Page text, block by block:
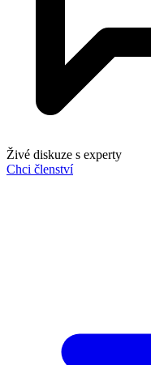
Živé diskuze s experty
Chci členství